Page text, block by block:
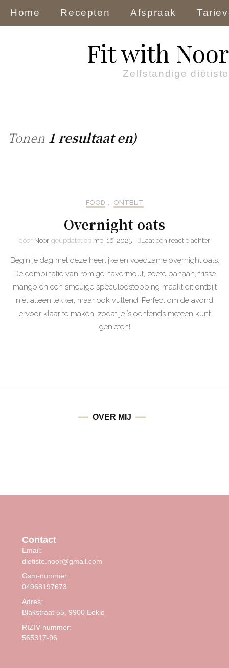
Home Recepten Afspraak
Fit with Noor
Zelfstandige diëtiste
Tonen 1 resultaat en)
FOOD , ONTBIJT
Overnight oats
door Noor geüpdatet op mei 16, 2025 Laat een reactie achter
Begin je dag met deze heerlijke en voedzame overnight oats.
De combinatie van romige havermout, zoete banaan, frisse
mango en een smeuïge speculoostopping maakt dit ontbijt
niet alleen lekker, maar ook vullend. Perfect om de avond
ervoor klaar te maken, zodat je ’s ochtends meteen kunt
genieten!
OVER MIJ
Contact
Email:
dietiste.noor@gmail.com
Gsm-nummer:
04968197673
Adres:
Blakstraat 55, 9900 Eeklo
RIZIV-nummer:
565317-96